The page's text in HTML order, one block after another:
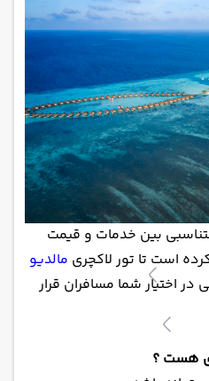
بین خدمات و قیمت
است تا تور لاکچری مالدیو
اختیار شما مسافران قرار
هست ؟